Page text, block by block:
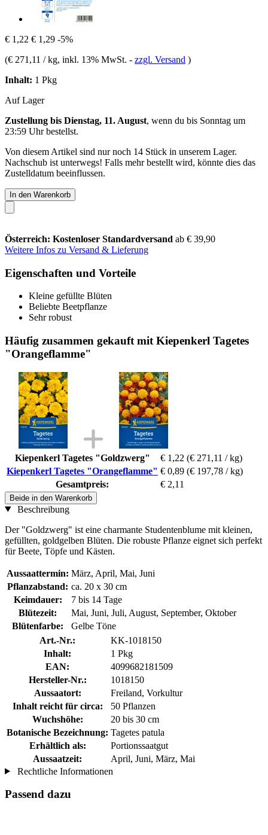
€ 1,22 € 1,29 -5%
(€ 271,11 / kg, inkl. 13% MwSt. - zzgl. Versand )
Inhalt: 1 Pkg
Auf Lager
Zustellung bis Dienstag, 11. August, wenn du bis Sonntag um
23:59 Uhrbestellst.
Von diesem Artikel sind nur noch 14 Stück in unserem Lager.
Nachschub ist unterwegs! Falls mehr bestellt wird, könnte dies das
Zustelldatum beeinflussen.
In den Warenkorb
Österreich: Kostenloser Standardversand ab € 39,90
Weitere Infos zu Versand & Lieferung
Eigenschaften und Vorteile
Kleine gefüllte Blüten
Beliebte Beetpflanze
Sehr robust
Häufig zusammen gekauft mit Kiepenkerl Tagetes
"Orangeflamme"
Kiepenkerl Tagetes "Goldzwerg" € 1,22 (€ 271,11 / kg)
Kiepenkerl Tagetes "Orangeflamme" € 0,89 (€ 197,78 / kg)
Gesamtpreis:
€ 2,11
Beide in den Warenkorb
Beschreibung
Der "Goldzwerg" ist eine charmante Studentenblume mit kleinen,
gefüllten, goldgelben Blüten. Die robuste Pflanze eignet sich perfekt
für Beete, Töpfe und Kästen.
Aussaattermin: März, April, Mai, Juni
Pflanzabstand: ca. 20 x 30 cm
Keimdauer:
7 bis 14 Tage
Blütezeit:
Mai, Juni, Juli, August, September, Oktober
Blütenfarbe:
Gelbe Töne
Art.-Nr.:
KK-1018150
Inhalt:
1 Pkg
EAN:
4099682181509
Hersteller-Nr.:
1018150
Aussaatort:
Freiland, Vorkultur
Inhalt reicht für circa:
50 Pflanzen
Wuchshöhe:
20 bis 30 cm
Botanische Bezeichnung: Tagetes patula
Erhältlich als:
Portionssaatgut
Aussaatzeit:
April, Juni, März, Mai
Rechtliche Informationen
Passend dazu